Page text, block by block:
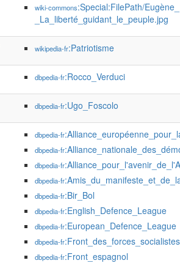
wiki-commons:Special:FilePath/
_La_liberté_guidant_le_peuple.jpg
wikipedia-fr:Patriotisme
dbpedia-fr:Rocco_Verduci
dbpedia-fr:Ugo_Foscolo
dbpedia-fr
dbpedia-fr
dbpedia-fr
dbpedia-fr
dbpedia-fr:Bir_Bol
dbpedia-fr:English_Defence_League
dbpedia-fr:European_Defence_League
dbpedia-fr:Front_des_forces_socialistes
dbpedia-fr:Front_espagnol